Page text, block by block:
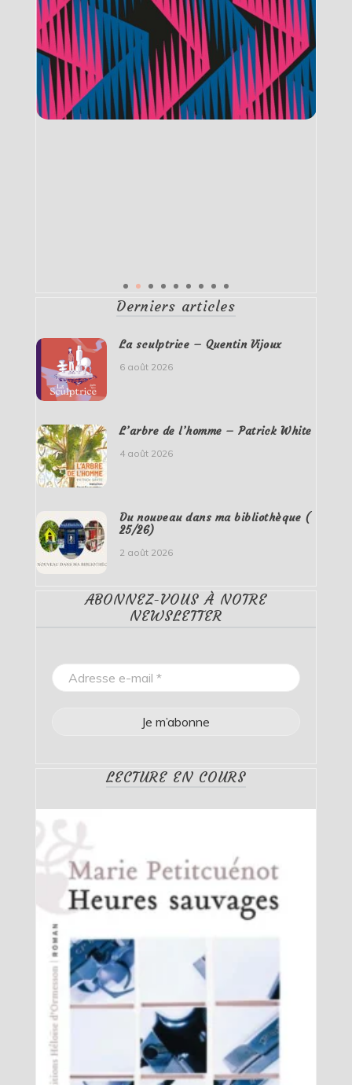
Derniers articles
La sculptrice – Quentin Vijoux
6 août 2026
L’arbre de l’homme – Patrick White
4 août 2026
Du nouveau dans ma bibliothèque (
25/26)
2 août 2026
ABONNEZ-VOUS À NOTRE
NEWSLETTER
LECTURE EN COURS